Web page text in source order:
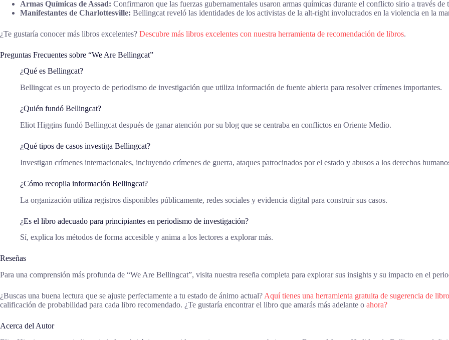
Armas Químicas de Assad: Confirmaron que las fuerzas gubernamentales usaron armas químicas durante el conflicto sirio a través
Manifestantes de Charlottesville: Bellingcat reveló las identidades de los activistas de la alt-right involucrados en la violencia en la
¿Te gustaría conocer más libros excelentes? Descubre más libros excelentes con nuestra herramienta de recomendación de libros.
Preguntas Frecuentes sobre “We Are Bellingcat”
¿Qué es Bellingcat?
Bellingcat es un proyecto de periodismo de investigación que utiliza información de fuente abierta para resolver crímenes importantes.
¿Quién fundó Bellingcat?
Eliot Higgins fundó Bellingcat después de ganar atención por su blog que se centraba en conflictos en Oriente Medio.
¿Qué tipos de casos investiga Bellingcat?
Investigan crímenes internacionales, incluyendo crímenes de guerra, ataques patrocinados por el estado y abusos a los derechos
¿Cómo recopila información Bellingcat?
La organización utiliza registros disponibles públicamente, redes sociales y evidencia digital para construir sus casos.
¿Es el libro adecuado para principiantes en periodismo de investigación?
Sí, explica los métodos de forma accesible y anima a los lectores a explorar más.
Reseñas
Para una comprensión más profunda de “We Are Bellingcat”, visita nuestra reseña completa para explorar sus insights y su impacto en el
¿Buscas una buena lectura que se ajuste perfectamente a tu estado de ánimo actual? Aquí tienes una herramienta gratuita de sugerencia de
calificación de probabilidad para cada libro recomendado. ¿Te gustaría encontrar el libro que amarás más adelante o ahora?
Acerca del Autor